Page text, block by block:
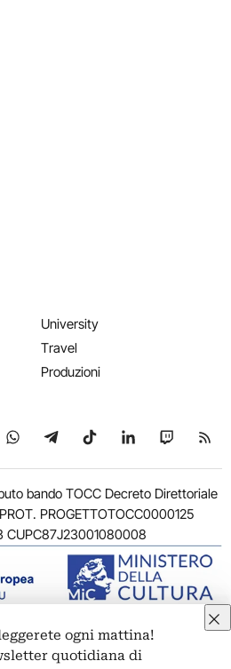
University
Travel
Produzioni
su YouTube
Seguici su WhatsApp
Seguici su Telegram
Seguici su TikTok
Seguici su
Seguici
bando TOCC Decreto Direttoriale
PROGETTOTOCC0000125
CUPC87J23001080008
– Corso Vittorio Emanuele II, 287 –
ogni mattina!
quotidiana di